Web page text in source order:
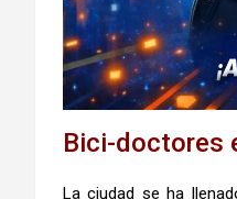
Bici-doctores
La ciudad se ha